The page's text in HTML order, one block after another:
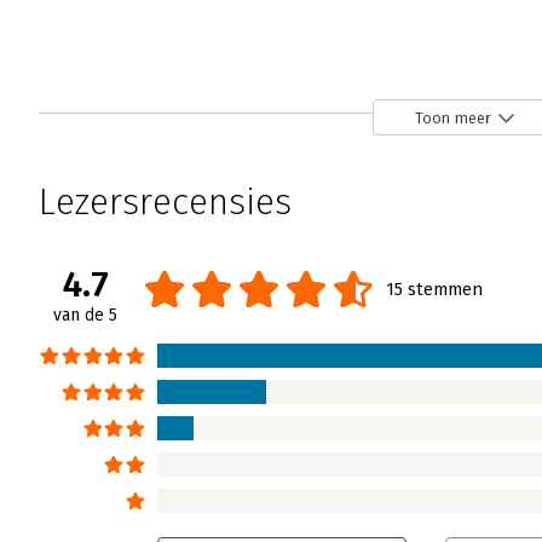
Bram Kolk | 9 maart 2009
'Implementatiekunst' geven Marcel
bloemlezing van praktijkervaring met
'Veranderingen zijn niet te managen,
Lees verder
Toon meer
Lezersrecensies
4.7
van de 5
15 stemmen